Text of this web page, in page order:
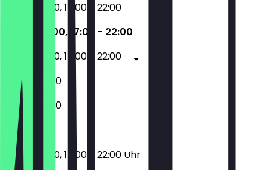
12:00 - 15:00, 17:00 - 22:00
12:00 - 15:00, 17:00 - 22:00
12:00 - 15:00, 17:00 - 22:00
12:00 - 22:00
12:00 - 22:00
12:00 - 15:00, 17:00 - 22:00 Uhr